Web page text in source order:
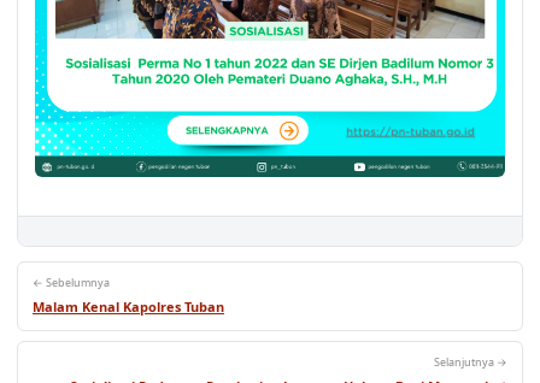
Malam Kenal Kapolres Tuban
Selanjutnya →
Sosialisasi Pedoman Pemberian Layanan Hukum Bagi Masyarakat